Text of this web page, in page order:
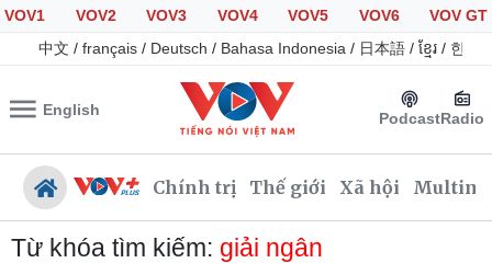
VOV1 VOV2 VOV3 VOV4 VOV5 VOV6
VOV GT
中文 / français / Deutsch / Bahasa Indonesia / 日本語 / ខ្មែរ / 한국
English PodcastRadio
Chính trị Thế giới Xã hội
Từ khóa tìm kiếm: giải ngân